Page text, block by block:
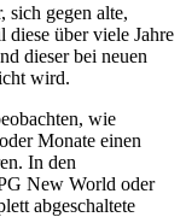
sich gegen alte,
diese über viele Jahre
dieser bei neuen
wird.
wie
Monate einen
In den
New World oder
abgeschaltete